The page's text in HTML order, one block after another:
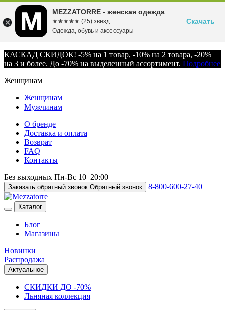
КАСКАД СКИДОК! -5% на 1 товар, -10% на 2 товара, -20%
на 3 и более. До -70% на выделенный ассортимент. Подробнее
Женщинам
Женщинам
Мужчинам
О бренде
Доставка и оплата
Возврат
FAQ
Контакты
Без выходных Пн-Вс 10–20:00
Заказать обратный звонок Обратный звонок 8-800-600-27-40
Каталог
Блог
Магазины
Новинки
Распродажа
Актуальное
СКИДКИ ДО -70%
Льняная коллекция
MEZZATORRE - женская одежда
☆☆☆☆☆
★★★★★ (25) звезд
Одежда, обувь и аксессуары
Скачать